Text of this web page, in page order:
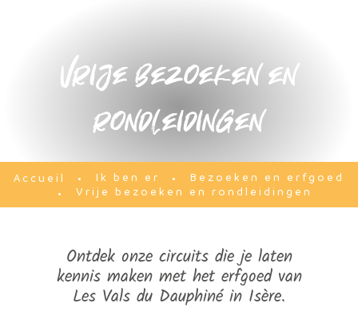
Vrije bezoeken en
rondleidingen
Accueil Ik ben er
Bezoeken en erfgoed
Vrije bezoeken en rondleidingen
Ontdek onze circuits die je laten
kennis maken met het erfgoed van
Les Vals du Dauphiné in Isère.